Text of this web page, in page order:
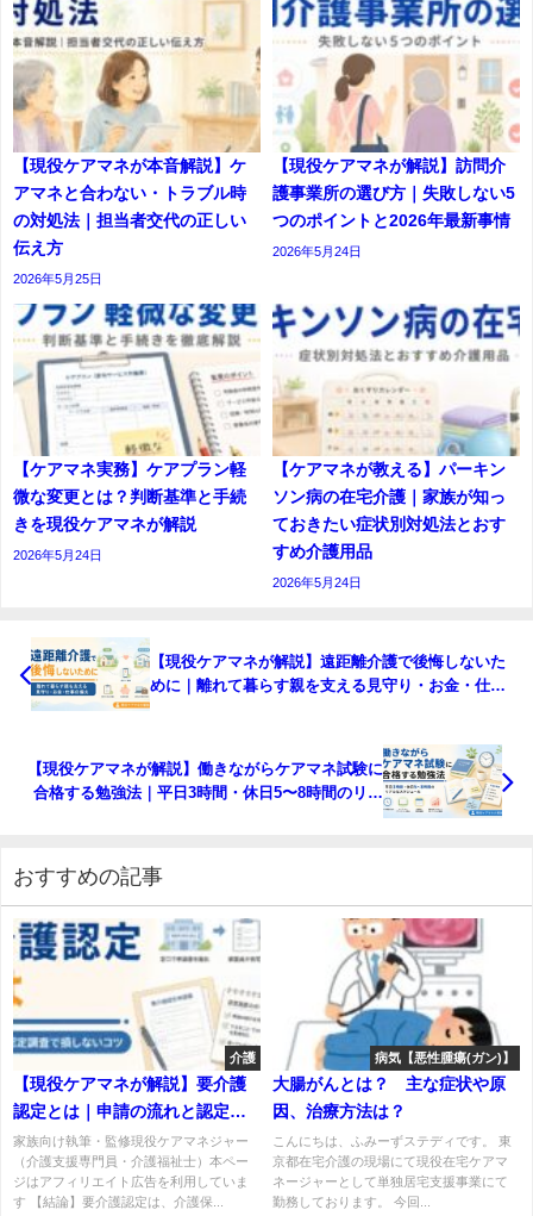
【現役ケアマネが本音解説】ケ
アマネと合わない・トラブル時
の対処法｜担当者交代の正しい
伝え方
2026年5月25日
【現役ケアマネが解説】訪問介
護事業所の選び方｜失敗しない5
つのポイントと2026年最新事情
2026年5月24日
【ケアマネ実務】ケアプラン軽
微な変更とは？判断基準と手続
きを現役ケアマネが解説
2026年5月24日
【ケアマネが教える】パーキン
ソン病の在宅介護｜家族が知っ
ておきたい症状別対処法とおす
すめ介護用品
2026年5月24日
【現役ケアマネが解説】遠距離介護で後悔しないた
めに｜離れて暮らす親を支える見守り・お金・仕事
【現役ケアマネが解説】働きながらケアマネ試験に
合格する勉強法｜平日3時間・休日5〜8時間のリア
おすすめの記事
介護
【現役ケアマネが解説】要介護
認定とは｜申請の流れと認定調
査で損しないコツ
家族向け執筆・監修現役ケアマネジャー
（介護支援専門員・介護福祉士）本ペー
ジはアフィリエイト広告を利用していま
す 【結論】要介護認定は、介護保...
病気【悪性腫瘍(ガン)】
大腸がんとは？ 主な症状や原
因、治療方法は？
こんにちは、ふみーずステディです。 東
京都在宅介護の現場にて現役在宅ケアマ
ネージャーとして単独居宅支援事業にて
勤務しております。 今回...